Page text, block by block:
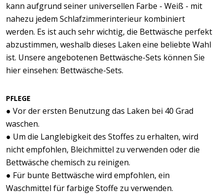
kann aufgrund seiner universellen Farbe - Weiß - mit
nahezu jedem Schlafzimmerinterieur kombiniert
werden. Es ist auch sehr wichtig, die Bettwäsche perfekt
abzustimmen, weshalb dieses Laken eine beliebte Wahl
ist. Unsere angebotenen Bettwäsche-Sets können Sie
hier einsehen: Bettwäsche-Sets.
PFLEGE
● Vor der ersten Benutzung das Laken bei 40 Grad
waschen.
● Um die Langlebigkeit des Stoffes zu erhalten, wird
nicht empfohlen, Bleichmittel zu verwenden oder die
Bettwäsche chemisch zu reinigen.
● Für bunte Bettwäsche wird empfohlen, ein
Waschmittel für farbige Stoffe zu verwenden.